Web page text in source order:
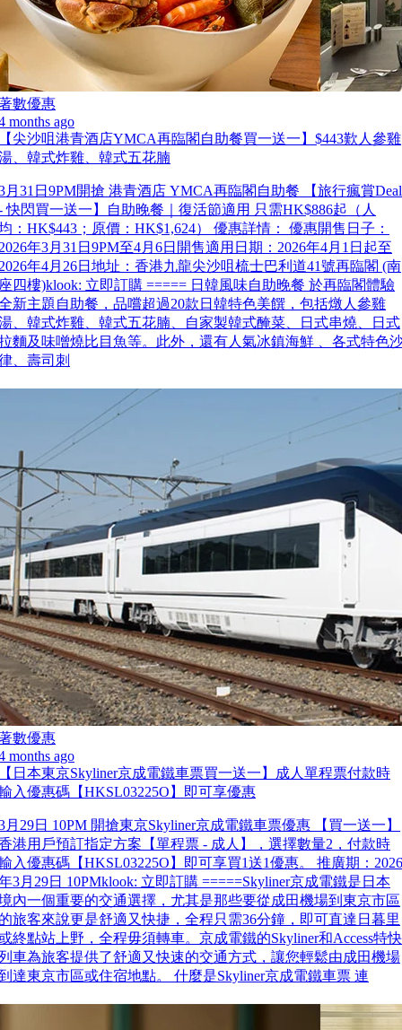
數優惠
months ago
尖沙咀港青酒店YMCA再臨閣自助餐買一送一】$443歎人參雞
、韓式炸雞、韓式五花腩
月31日9PM開搶 港青酒店 YMCA再臨閣自助餐 【旅行瘋賞Deal
快閃買一送一】自助晚餐｜復活節適用 只需HK$886起（人
：HK$443；原價：HK$1,624） 優惠詳情： 優惠開售日子：
年3月31日9PM至4月6日開售適用日期：2026年4月1日起至
年4月26日地址：香港九龍尖沙咀梳士巴利道41號再臨閣 (南
四樓)klook: 立即訂購 ===== 日韓風味自助晚餐 於再臨閣體驗
新主題自助餐，品嚐超過20款日韓特色美饌，包括燉人參雞
、韓式炸雞、韓式五花腩、自家製韓式醃菜、日式串燒、日式
麵及味噌燒比目魚等。此外，還有人氣冰鎮海鮮 、各式特色
、壽司刺
數優惠
months ago
日本東京Skyliner京成電鐵車票買一送一】成人單程票付款時
入優惠碼【HKSL03225O】即可享優惠
月29日 10PM 開搶東京Skyliner京成電鐵車票優惠 【買一送一】
港用戶預訂指定方案【單程票 - 成人】，選擇數量2，付款時
入優惠碼【HKSL03225O】即可享買1送1優惠。 推廣期：2026
3月29日 10PMklook: 立即訂購 =====Skyliner京成電鐵是日本
內一個重要的交通選擇，尤其是那些要從成田機場到東京市區
旅客來說更是舒適又快捷，全程只需36分鐘，即可直達日暮里
終點站上野，全程毋須轉車。京成電鐵的Skyliner和Access特快
車為旅客提供了舒適又快速的交通方式，讓您輕鬆由成田機場
達東京市區或住宿地點。 什麼是Skyliner京成電鐵車票 連